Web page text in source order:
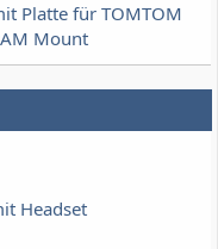
Platte für TOMTOM
Mount
Headset